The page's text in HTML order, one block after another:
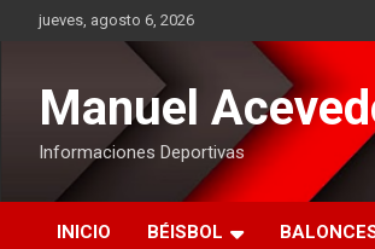
Saltarjueves, agosto 6, 2026
Manuel
Informaciones Deportivas
INICIO BÉISBOL